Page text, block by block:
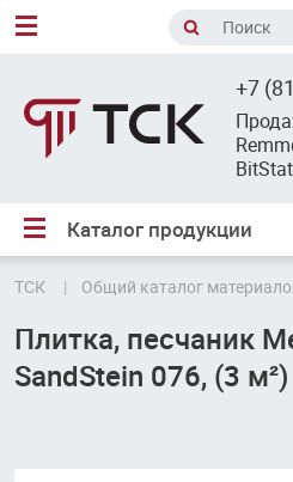
+7
Каталог продукции
ТСК Общий каталог
Плитка, песчаник
SandStein 076, (3 м²)